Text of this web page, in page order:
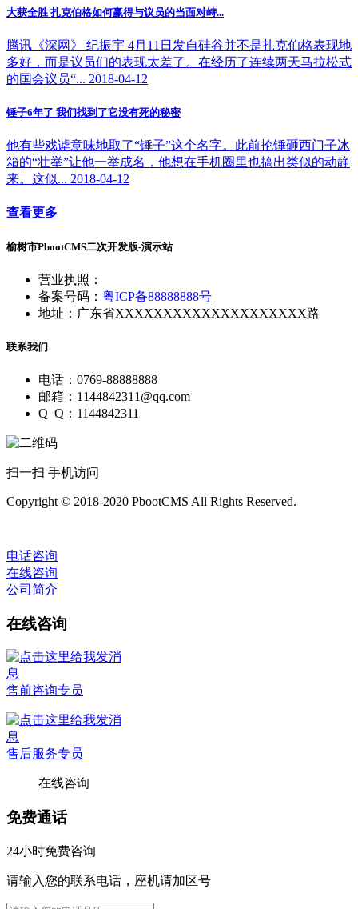
大获全胜 扎克伯格如何赢得与议员的当面对峙...
腾讯《深网》 纪振宇 4月11日发自硅谷并不是扎克伯格表现地
多好，而是议员们的表现太差了。在经历了连续两天马拉松式
的国会议员“... 2018-04-12
锤子6年了 我们找到了它没有死的秘密
他有些戏谑意味地取了“锤子”这个名字。此前抡锤砸西门子冰
箱的“壮举”让他一举成名，他想在手机圈里也搞出类似的动静
来。这似... 2018-04-12
查看更多
榆树市PbootCMS二次开发版-演示站
营业执照：
备案号码： 粤ICP备88888888号
地址：广东省XXXXXXXXXXXXXXXXXXXX路
联系我们
电话：0769-88888888
邮箱：1144842311@qq.com
Q Q：1144842311
扫一扫 手机访问
Copyright © 2018-2020 PbootCMS All Rights Reserved.
电话咨询
在线咨询
公司简介
在线咨询
售前咨询专员
售后服务专员
在线咨询
免费通话
24小时免费咨询
请输入您的联系电话，座机请加区号